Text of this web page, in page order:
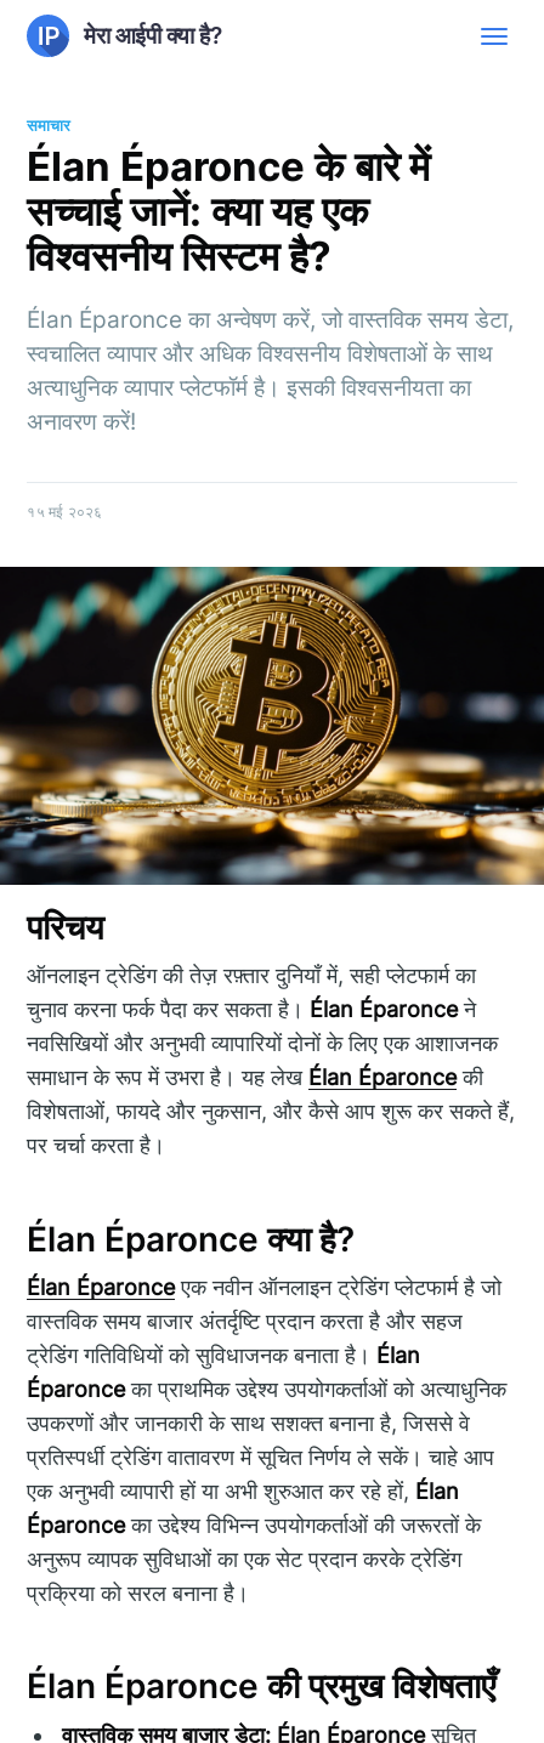
मेरा आईपी क्या है?
समाचार
Élan Éparonce के बारे में
सच्चाई जानें: क्या यह एक
विश्वसनीय सिस्टम है?
Élan Éparonce का अन्वेषण करें, जो वास्तविक समय डेटा,
स्वचालित व्यापार और अधिक विश्वसनीय विशेषताओं के साथ
अत्याधुनिक व्यापार प्लेटफॉर्म है। इसकी विश्वसनीयता का
अनावरण करें!
१५ मई २०२६
परिचय
ऑनलाइन ट्रेडिंग की तेज़ रफ़्तार दुनियाँ में, सही प्लेटफार्म का
चुनाव करना फर्क पैदा कर सकता है। Élan Éparonceने
नवसिखियों और अनुभवी व्यापारियों दोनों के लिए एक आशाजनक
समाधान के रूप में उभरा है। यह लेख Élan Éparonceकी
विशेषताओं, फायदे और नुकसान, और कैसे आप शुरू कर सकते हैं,
पर चर्चा करता है।
Élan Éparonce क्या है?
Élan Éparonceएक नवीन ऑनलाइन ट्रेडिंग प्लेटफार्म है जो
वास्तविक समय बाजार अंतर्दृष्टि प्रदान करता है और सहज
ट्रेडिंग गतिविधियों को सुविधाजनक बनाता है। Élan
Éparonceका प्राथमिक उद्देश्य उपयोगकर्ताओं को अत्याधुनिक
उपकरणों और जानकारी के साथ सशक्त बनाना है, जिससे वे
प्रतिस्पर्धी ट्रेडिंग वातावरण में सूचित निर्णय ले सकें। चाहे आप
एक अनुभवी व्यापारी हों या अभी शुरुआत कर रहे हों, Élan
Éparonceका उद्देश्य विभिन्न उपयोगकर्ताओं की जरूरतों के
अनुरूप व्यापक सुविधाओं का एक सेट प्रदान करके ट्रेडिंग
प्रक्रिया को सरल बनाना है।
Élan Éparonce की प्रमुख विशेषताएँ
वास्तविक समय बाजार डेटा: Élan Éparonceसूचित